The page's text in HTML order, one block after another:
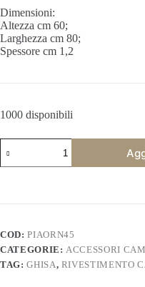
Dimensioni:
Altezza cm 60;
Larghezza cm 80;
Spessore cm 1,2
1000 disponibili
camino
decorata
quantità
COD:PIAORN45
CATEGORIE:ACCESSORI
TAG:GHISA, RIVESTIMENTO